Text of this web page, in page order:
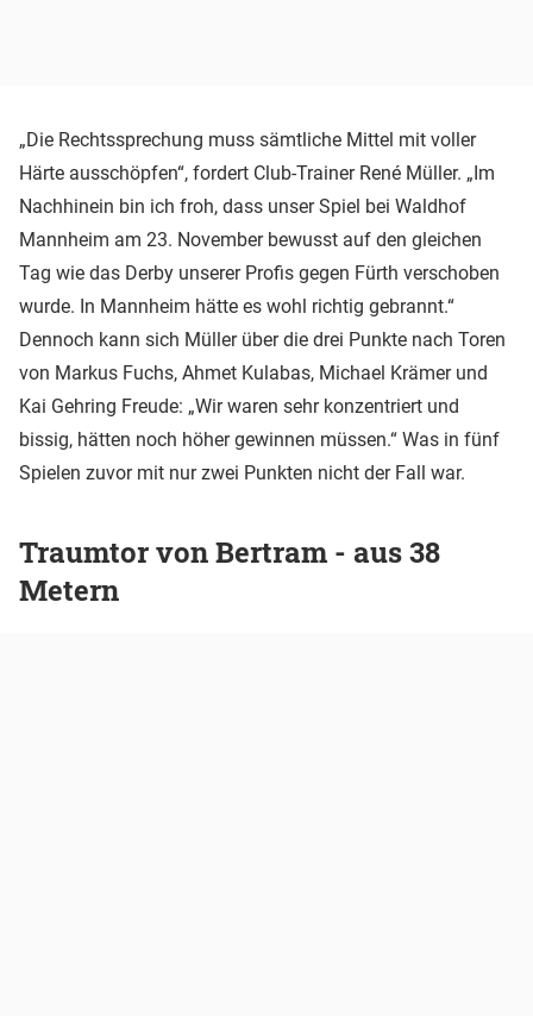
„Die Rechtssprechung muss sämtliche Mittel mit voller
Härte ausschöpfen“, fordert Club-Trainer René Müller. „Im
Nachhinein bin ich froh, dass unser Spiel bei Waldhof
Mannheim am 23. November bewusst auf den gleichen
Tag wie das Derby unserer Profis gegen Fürth verschoben
wurde. In Mannheim hätte es wohl richtig gebrannt.“
Dennoch kann sich Müller über die drei Punkte nach Toren
von Markus Fuchs, Ahmet Kulabas, Michael Krämer und
Kai Gehring Freude: „Wir waren sehr konzentriert und
bissig, hätten noch höher gewinnen müssen.“ Was in fünf
Spielen zuvor mit nur zwei Punkten nicht der Fall war.
Traumtor von Bertram - aus 38
Metern